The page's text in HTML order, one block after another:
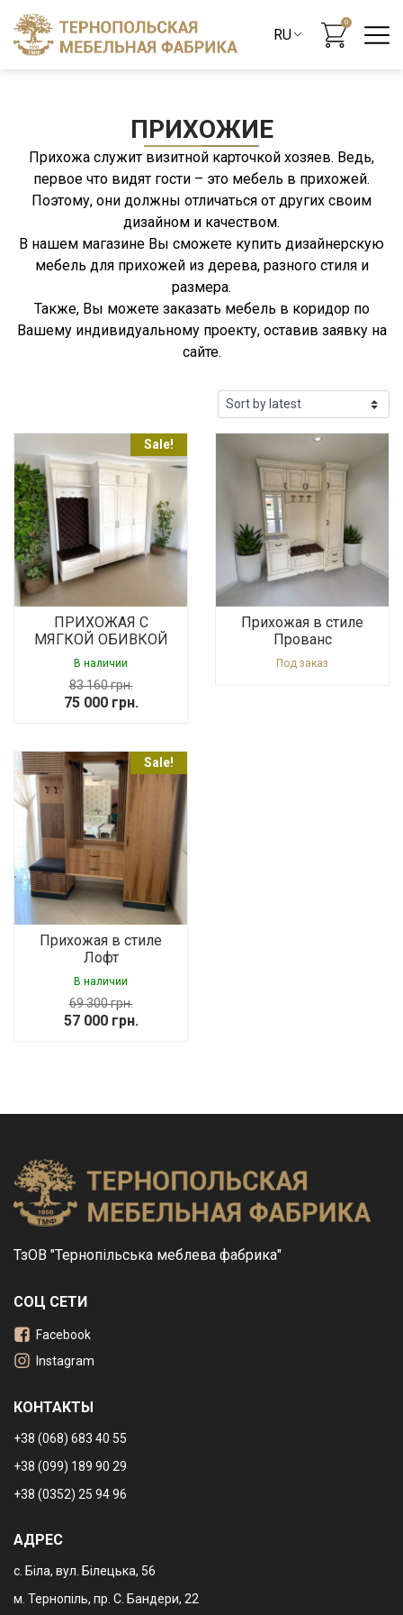
0
ПРИХОЖИЕ
Прихожа служит визитной карточкой хозяев. Ведь,
первое что видят гости – это мебель в прихожей.
Поэтому, они должны отличаться от других своим
дизайном и качеством.
В нашем магазине Вы сможете купить дизайнерскую
мебель для прихожей из дерева, разного стиля и
размера.
Также, Вы можете заказать мебель в коридор по
Вашему индивидуальному проекту, оставив заявку на
сайте.
Sale!
ПРИХОЖАЯ С
МЯГКОЙ ОБИВКОЙ
83 160грн.
Original
83
160 грн..
75 000 грн.Current
75
000 грн..
В наличии
Прихожая в стиле
Прованс
Под заказ
Sale!
Прихожая в стиле
Лофт
69 300грн.
Original
57 000 грн.Current
В наличии
ТзОВ "Тернопільська меблева фабрика"
СОЦ СЕТИ
Facebook
Instagram
КОНТАКТЫ
+38 (068) 683 40 55
+38 (099) 189 90 29
+38 (0352) 25 94 96
АДРЕС
с. Біла, вул. Білецька, 56
м. Тернопіль, пр. С. Бандери, 22